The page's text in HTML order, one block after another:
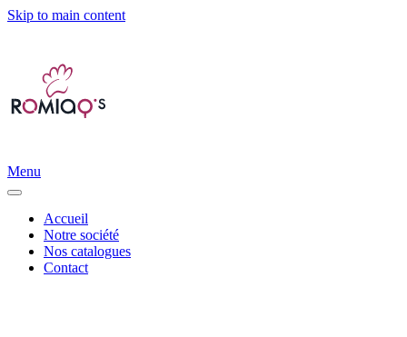
Skip to main content
Menu
Accueil
Notre société
Nos catalogues
Contact